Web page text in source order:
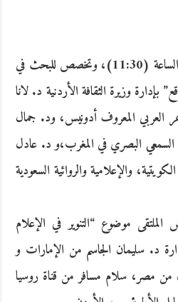
تبدأ أولى جلسات الملتقى عند الساعة (11:30)، وتخصص للبحث في
بإدارة وزيرة الثقافة الأردنية د. لانا
العربي المعروف أدونيس، ود. جمال
السمعي البصري في المغرب،و د. عادل
والإعلامية والروائية السعودية
(16:00) يناقش الملتقى موضوع “التنوير في الإعلام
د. سليمان الجاسم من الإمارات و
من مصر، سلام مسافر من قناة روسيا